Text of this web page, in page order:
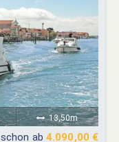
13,50m
schon ab 4.090,00 €